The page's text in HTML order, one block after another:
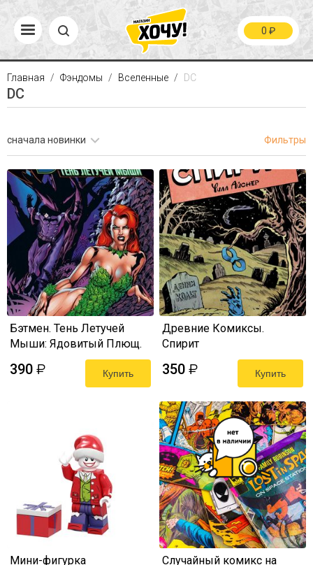
0 ₽
Главная Фэндомы Вселенные DC
DC
сначала новинки Фильтры
Бэтмен. Тень Летучей
Мыши: Ядовитый Плющ.
390 ₽ Купить
Древние Комиксы.
Спирит
350 ₽ Купить
Мини-фигурка
Случайный комикс на